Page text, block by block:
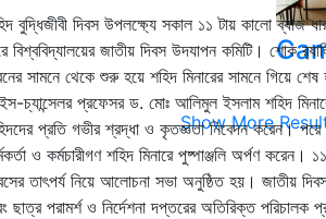
Show More
বুদ্ধিজীবী দিবস উপলক্ষ্যে সকাল ১১ টায় কালো ব্যাজ
বিশ্ববিদ্যালয়ের জাতীয় দিবস উদযাপন কমিটি। শোক
সামনে থেকে শুরু হয়ে শহিদ মিনারের সামনে গিয়ে
চ্যান্সেলর প্রফেসর ড. মোঃ আলিমুল ইসলাম শহিদ
প্রতি গভীর শ্রদ্ধা ও কৃতজ্ঞতা নিবেদন করেন। পরে
ও কর্মচারীগণ শহিদ মিনারে পুষ্পাঞ্জলি অর্পণ করেন।
তাৎপর্য নিয়ে আলোচনা সভা অনুষ্ঠিত হয়। জাতীয়
ছাত্র পরামর্শ ও নির্দেশনা দপ্তরের অতিরিক্ত পরিচালক